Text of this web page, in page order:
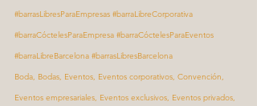
#barrasLibresParaEmpresas #barraLibreCorporativa
#barraCóctelesParaEmpresa #barraCóctelesParaEventos
#barraLibreBarcelona #barrasLibresBarcelona
Boda, Bodas, Eventos, Eventos corporativos, Convención,
Eventos empresariales, Eventos exclusivos, Eventos privados,